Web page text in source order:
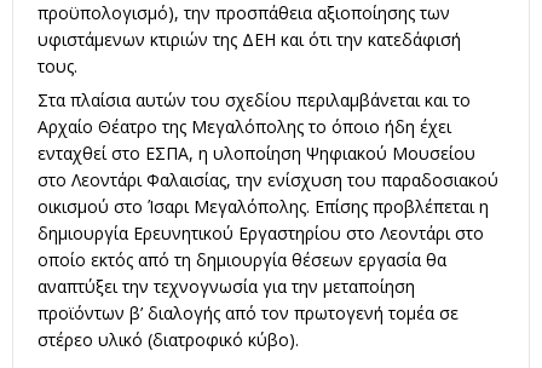
προϋπολογισμό), την προσπάθεια αξιοποίησης των
υφιστάμενων κτιριών της ΔΕΗ και ότι την κατεδάφισή
τους.
Στα πλαίσια αυτών του σχεδίου περιλαμβάνεται και το
Αρχαίο Θέατρο της Μεγαλόπολης το όποιο ήδη έχει
ενταχθεί στο ΕΣΠΑ, η υλοποίηση Ψηφιακού Μουσείου
στο Λεοντάρι Φαλαισίας, την ενίσχυση του παραδοσιακού
οικισμού στο Ίσαρι Μεγαλόπολης. Επίσης προβλέπεται η
δημιουργία Ερευνητικού Εργαστηρίου στο Λεοντάρι στο
οποίο εκτός από τη δημιουργία θέσεων εργασία θα
αναπτύξει την τεχνογνωσία για την μεταποίηση
προϊόντων β’ διαλογής από τον πρωτογενή τομέα σε
στέρεο υλικό (διατροφικό κύβο).